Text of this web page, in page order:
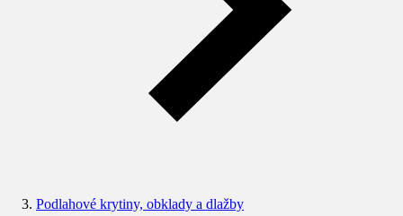
Podlahové krytiny, obklady a dlažby